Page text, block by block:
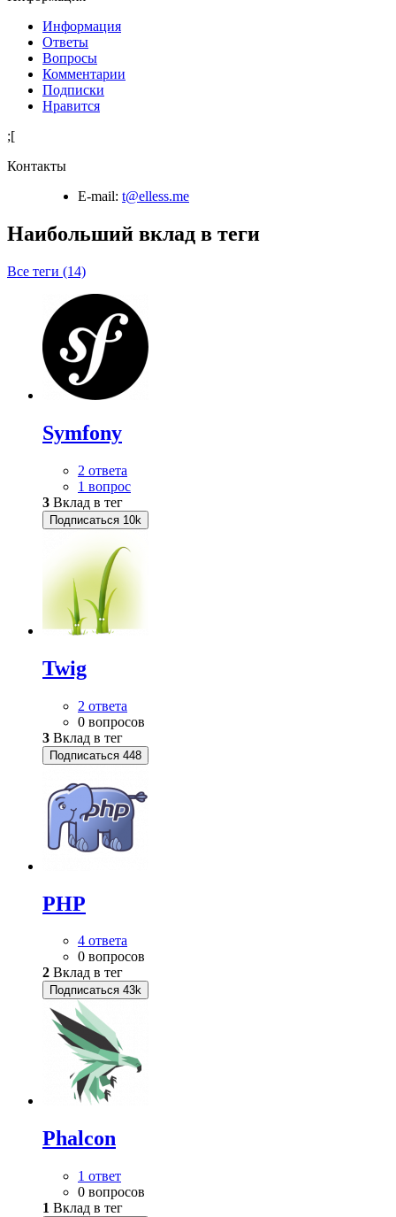
Информация
Ответы
Вопросы
Комментарии
Подписки
Нравится
;[
Контакты
E-mail: t@elless.me
Наибольший вклад в теги
Все теги (14)
Symfony
2 ответа
1 вопрос
3 Вклад в тег
Подписаться 10k
Twig
2 ответа
0 вопросов
3 Вклад в тег
Подписаться 448
PHP
4 ответа
0 вопросов
2 Вклад в тег
Подписаться 43k
Phalcon
1 ответ
0 вопросов
1 Вклад в тег